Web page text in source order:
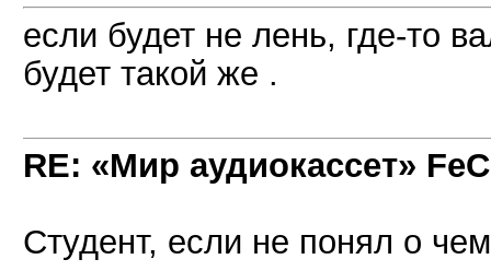
если будет не лень, где-то
будет такой же .
RE: «Мир аудиокассет»
Студент, если не понял о